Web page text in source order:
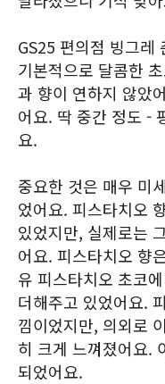
GS25 편의점 빙그레
기본적으로 달콤한
과 향이 연하지 않았
어요. 딱 중간 정도 -
요.
중요한 것은 매우 미
었어요. 피스타치오
있었지만, 실제로는
어요. 피스타치오 향
유 피스타치오 초코
더해주고 있었어요.
낌이었지만, 의외로
히 크게 느껴졌어요.
되었어요.